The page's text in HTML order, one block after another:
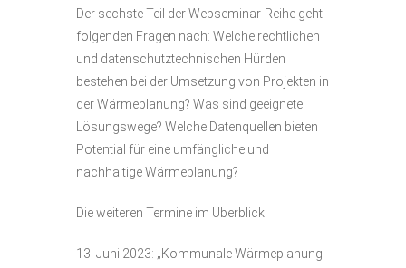
Der sechste Teil der Webseminar-Reihe geht
folgenden Fragen nach: Welche rechtlichen
und datenschutztechnischen Hürden
bestehen bei der Umsetzung von Projekten in
der Wärmeplanung? Was sind geeignete
Lösungswege? Welche Datenquellen bieten
Potential für eine umfängliche und
nachhaltige Wärmeplanung?
Die weiteren Termine im Überblick:
13. Juni 2023: „Kommunale Wärmeplanung